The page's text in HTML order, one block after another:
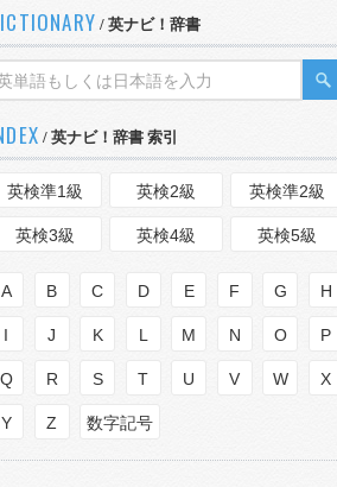
/ 英ナビ！辞書
/ 英ナビ！辞書 索引
英検準1級 英検2級 英検準2級
英検3級 英検4級 英検5級
A B C D E F G H
I J K L M N O P
Q R S T U V W X
Y Z 数字記号